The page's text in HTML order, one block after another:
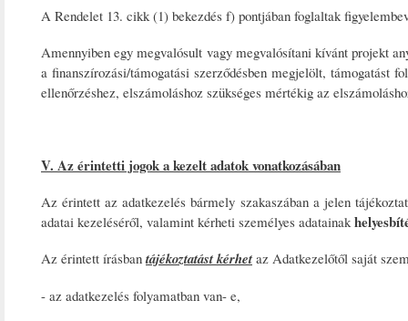
A Rendelet 13. cikk (1) bekezdés f) pontjában foglaltak
Amennyiben egy megvalósult vagy megvalósítani kívánt projekt
a finanszírozási/támogatási szerződésben megjelölt, támogatást
ellenőrzéshez, elszámoláshoz szükséges mértékig az
V. Az érintetti jogok a kezelt adatok vonatkozásában
Az érintett az adatkezelés bármely szakaszában a jelen
adatai kezeléséről, valamint kérheti személyes adatainak
Az érintett írásban tájékoztatást kérhetaz Adatkezelőtől saját
- az adatkezelés folyamatban van- e,